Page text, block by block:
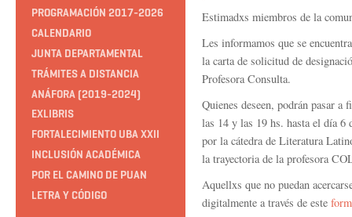
PROGRAMACIÓN 2017-2026
CALENDARIO
JUNTA DEPARTAMENTAL
TRÁMITES A DISTANCIA
ANÁFORA (2019-2024)
EXLIBRIS
FORTALECIMIENTO UBA XXII
INCLUSIÓN ACADÉMICA
POR EL CAMINO DE PUAN
LETRA Y CÓDIGO
Estimadxs miembros de la
Les informamos que se
la carta de solicitud de
Profesora Consulta.
Quienes deseen, podrán pasar
las 14 y las 19 hs. hasta el día
por la cátedra de Literatura
la trayectoria de la profesora
Aquellxs que no puedan
digitalmente a través de este